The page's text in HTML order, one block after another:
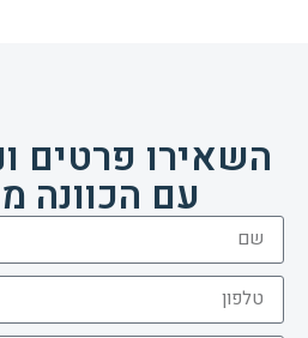
השאירו פרטים
עם הכוונה